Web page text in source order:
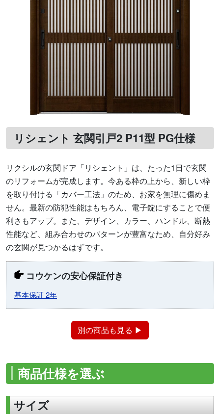
リシェント 玄関引戸2 P11型 PG仕様
リクシルの玄関ドア「リシェント」は、たった1日で玄関
のリフォームが完成します。今ある枠の上から、新しい枠
を取り付ける「カバー工法」のため、お家を無理に傷めま
せん。最新の防犯性能はもちろん、電子錠にすることで便
利さもアップ。また、デザイン、カラー、ハンドル、断熱
性能など、組み合わせのパターンが豊富なため、自分好み
の玄関が見つかるはずです。
コウケンの安心保証付き
基本保証 2年
別の商品も見る ▶
商品仕様を選ぶ
サイズ